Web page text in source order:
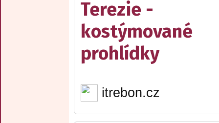
Terezie -
kostýmované
prohlídky
itrebon.cz